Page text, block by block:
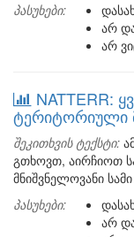
პასუხები:
არ
არ
NATTERR:
ტერიტორიული
შეკითხვის ტექსტი:
გთხოვთ, აირჩიოთ
მნიშვნელოვანი
პასუხები:
არ